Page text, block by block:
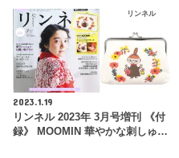
リンネル
2023.1.19
リンネル 2023年 3月号増刊 《付
録》 MOOMIN 華やかな刺しゅ…